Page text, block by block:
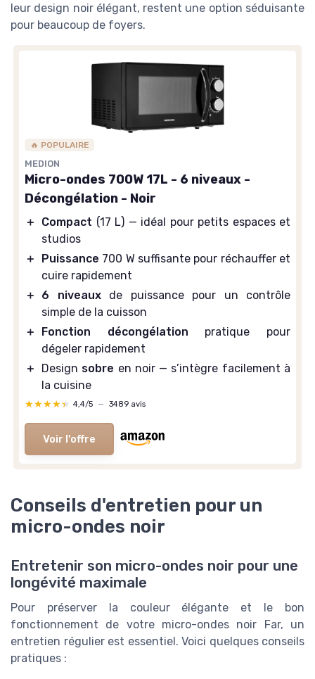
leur design noir élégant, restent une option séduisante
pour beaucoup de foyers.
🔥 POPULAIRE
MEDION
Micro-ondes 700W 17L - 6 niveaux -
Décongélation - Noir
＋ Compact (17 L) — idéal pour petits espaces et
studios
＋
Puissance 700 W suffisante pour réchauffer et
cuire rapidement
＋
6 niveauxde puissance pour un contrôle
simple de la cuisson
＋
Fonction décongélation pratique pour
dégeler rapidement
＋
Design sobre en noir — s’intègre facilement à
la cuisine
★★★★★
★★★★★ 4,4/5 — 3489 avis
Voir l'offre
Conseils d'entretien pour un
micro-ondes noir
Entretenir son micro-ondes noir pour une
longévité maximale
Pour préserver la couleur élégante et le bon
fonctionnement de votre micro-ondes noir Far, un
entretien régulier est essentiel. Voici quelques conseils
pratiques :